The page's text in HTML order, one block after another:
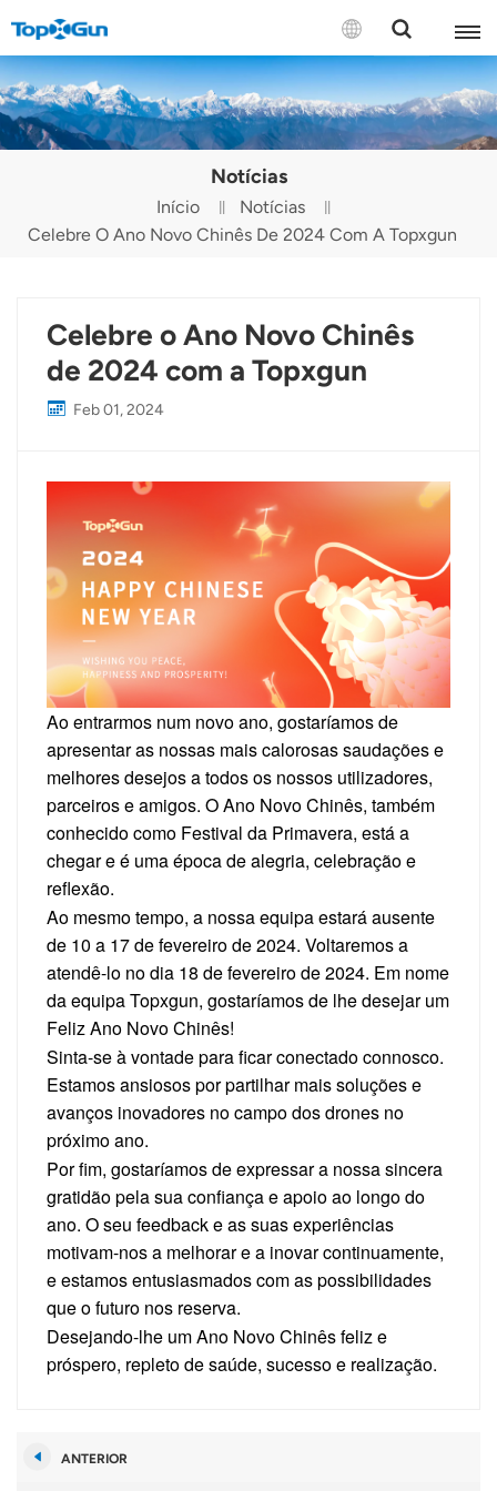
CONTACTE-NOS
English
Español
Русский
Português(Brasil)
Türkçe
Notícias
Início
Notícias
Celebre O Ano Novo Chinês De 2024 Com A Topxgun
Celebre o Ano Novo Chinês
de 2024 com a Topxgun
Feb 01, 2024
Ao entrarmos num novo ano, gostaríamos de
apresentar as nossas mais calorosas saudações e
melhores desejos a todos os nossos utilizadores,
parceiros e amigos. O Ano Novo Chinês, também
conhecido como Festival da Primavera, está a
chegar e é uma época de alegria, celebração e
reflexão.
Ao mesmo tempo, a nossa equipa estará ausente
de 10 a 17 de fevereiro de 2024. Voltaremos a
atendê-lo no dia 18 de fevereiro de 2024. Em nome
da equipa Topxgun, gostaríamos de lhe desejar um
Feliz Ano Novo Chinês!
Sinta-se à vontade para ficar conectado connosco.
Estamos ansiosos por partilhar mais soluções e
avanços inovadores no campo dos drones no
próximo ano.
Por fim, gostaríamos de expressar a nossa sincera
gratidão pela sua confiança e apoio ao longo do
ano. O seu feedback e as suas experiências
motivam-nos a melhorar e a inovar continuamente,
e estamos entusiasmados com as possibilidades
que o futuro nos reserva.
Desejando-lhe um Ano Novo Chinês feliz e
próspero, repleto de saúde, sucesso e realização.
ANTERIOR